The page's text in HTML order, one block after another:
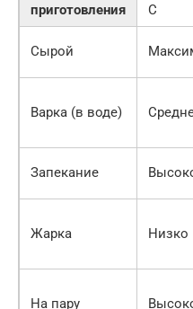
приготовления
С
Сырой
Варка (в воде)
Запекание
Жарка Низко
На пару